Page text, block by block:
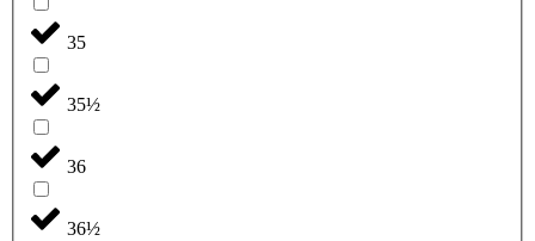
35
35½
36
36½